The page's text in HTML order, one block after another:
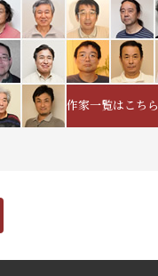
作家一覧はこちら